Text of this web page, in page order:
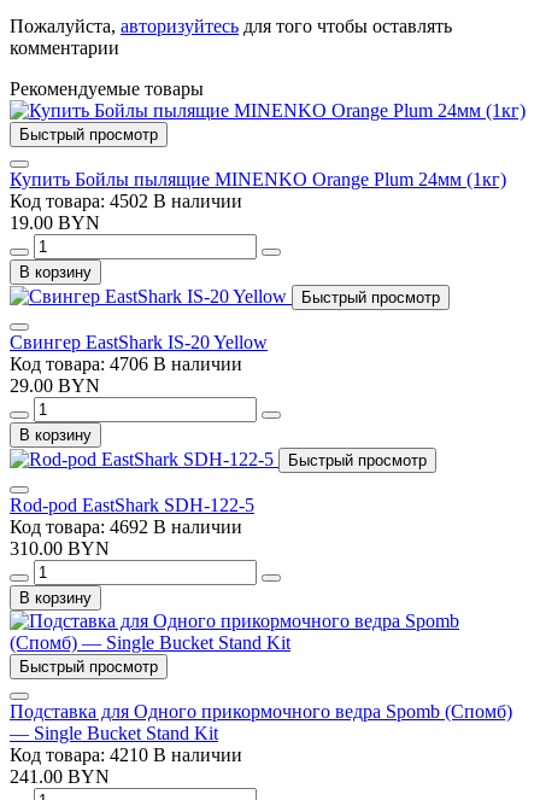
Пожалуйста, авторизуйтесь для того чтобы оставлять
комментарии
Рекомендуемые товары
Быстрый просмотр
Купить Бойлы пылящие MINENKO Orange Plum 24мм (1кг)
Код товара: 4502 В наличии
19.00 BYN
В корзину
Быстрый просмотр
Свингер EastShark IS-20 Yellow
Код товара: 4706 В наличии
29.00 BYN
В корзину
Быстрый просмотр
Rod-pod EastShark SDH-122-5
Код товара: 4692 В наличии
310.00 BYN
В корзину
Быстрый просмотр
Подставка для Одного прикормочного ведра Spomb (Спомб)
— Single Bucket Stand Kit
Код товара: 4210 В наличии
241.00 BYN